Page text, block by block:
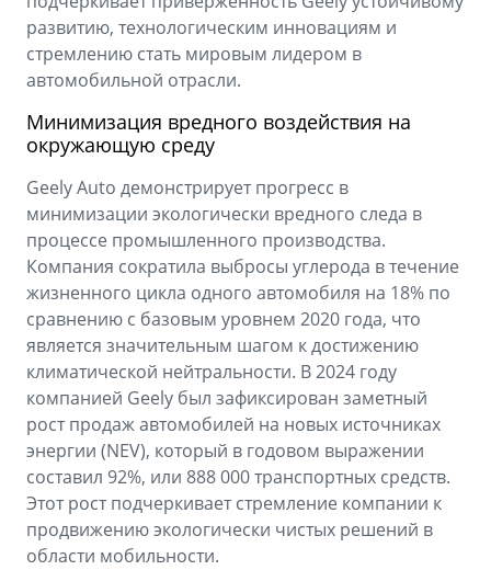
развитию, технологическим инновациям и
стремлению стать мировым лидером в
автомобильной отрасли.
Минимизация вредного воздействия на
окружающую среду
Geely Auto демонстрирует прогресс в
минимизации экологически вредного следа в
процессе промышленного производства.
Компания сократила выбросы углерода в течение
жизненного цикла одного автомобиля на 18% по
сравнению с базовым уровнем 2020 года, что
является значительным шагом к достижению
климатической нейтральности. В 2024 году
компанией Geely был зафиксирован заметный
рост продаж автомобилей на новых источниках
энергии (NEV), который в годовом выражении
составил 92%, или 888 000 транспортных средств.
Этот рост подчеркивает стремление компании к
продвижению экологически чистых решений в
области мобильности.